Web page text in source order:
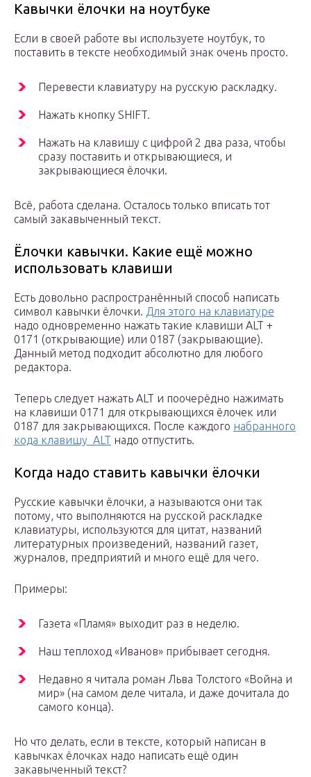
Кавычки ёлочки на ноутбуке
Если в своей работе вы используете ноутбук, то
поставить в тексте необходимый знак очень просто.
Перевести клавиатуру на русскую раскладку.
Нажать кнопку SHIFT.
Нажать на клавишу с цифрой 2 два раза, чтобы
сразу поставить и открывающиеся, и
закрывающиеся ёлочки.
Всё, работа сделана. Осталось только вписать тот
самый закавыченный текст.
Ёлочки кавычки. Какие ещё можно
использовать клавиши
Есть довольно распространённый способ написать
символ кавычки ёлочки. Для этого на клавиатуре
надо одновременно нажать такие клавиши ALT +
0171 (открывающие) или 0187 (закрывающие).
Данный метод подходит абсолютно для любого
редактора.
Теперь следует нажать ALT и поочерёдно нажимать
на клавиши 0171 для открывающихся ёлочек или
0187 для закрывающихся. После каждого набранного
кода клавишу ALT надо отпустить.
Когда надо ставить кавычки ёлочки
Русские кавычки ёлочки, а называются они так
потому, что выполняются на русской раскладке
клавиатуры, используются для цитат, названий
литературных произведений, названий газет,
журналов, предприятий и много ещё для чего.
Примеры:
Газета «Пламя» выходит раз в неделю.
Наш теплоход «Иванов» прибывает сегодня.
Недавно я читала роман Льва Толстого «Война и
мир» (на самом деле читала, и даже дочитала до
самого конца).
Но что делать, если в тексте, который написан в
кавычках ёлочках надо написать ещё один
закавыченный текст?